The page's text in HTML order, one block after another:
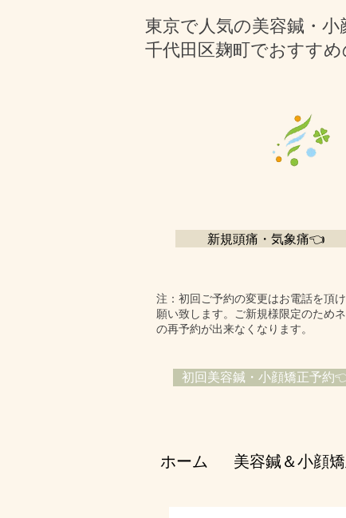
東京で人気の美容鍼・
千代田区麹町でおすす
新規頭痛・気象痛👈
注：初回ご予約の変更はお電話を頂
願い致します。ご新規様限定のため
の再予約が出来なくなります。
初回美容鍼・小顔矯正予約
ホーム 美容鍼＆小顔